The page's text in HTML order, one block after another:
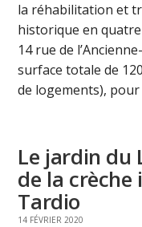
la réhabilitation et
historique en
14 rue de
surface totale de
de logements),
Le jardin du
de la
Tardio
14 FÉVRIER 2020